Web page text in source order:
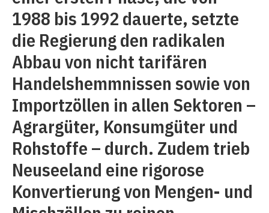
1988 bis 1992 dauerte, setzte
die Regierung den radikalen
Abbau von nicht tarifären
Handelshemmnissen sowie von
Importzöllen in allen Sektoren –
Agrargüter, Konsumgüter und
Rohstoffe – durch. Zudem trieb
Neuseeland eine rigorose
Konvertierung von Mengen- und